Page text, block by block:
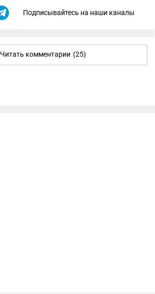
Подписывайтесь на наши каналы
Читать комментарии (25)